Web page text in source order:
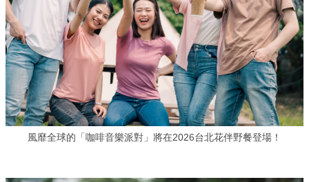
風靡全球的「咖啡音樂派對」將在2026台北花伴野餐登場！